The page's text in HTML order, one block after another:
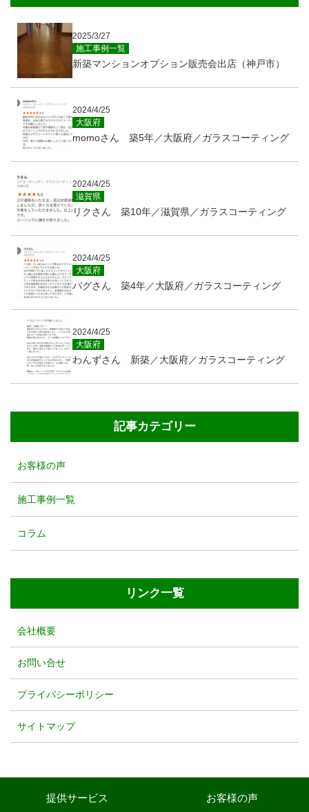
2025/3/27
施工事例一覧
新築マンションオプション販売会出店（神戸市）
2024/4/25
大阪府
momoさん 築5年／大阪府／ガラスコーティング
2024/4/25
滋賀県
リクさん 築10年／滋賀県／ガラスコーティング
2024/4/25
大阪府
パグさん 築4年／大阪府／ガラスコーティング
2024/4/25
大阪府
わんずさん 新築／大阪府／ガラスコーティング
記事カテゴリー
お客様の声
施工事例一覧
コラム
リンク一覧
会社概要
お問い合せ
プライバシーポリシー
サイトマップ
提供サービス
お客様の声